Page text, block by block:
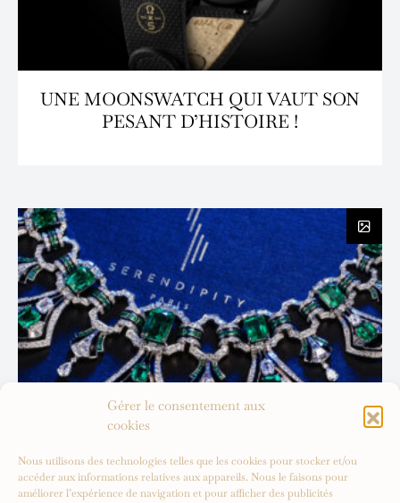
Gérer le consentement aux
cookies
Nous utilisons des technologies telles que les cookies pour stocker et/ou
accéder aux informations relatives aux appareils. Nous le faisons pour
améliorer l’expérience de navigation et pour afficher des publicités
UNE MOONSWATCH QUI VAUT SON
PESANT D’HISTOIRE !